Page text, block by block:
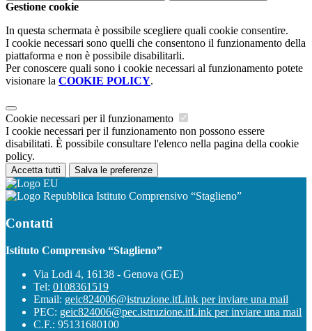
Gestione cookie
In questa schermata è possibile scegliere quali cookie consentire.
I cookie necessari sono quelli che consentono il funzionamento della
piattaforma e non è possibile disabilitarli.
Per conoscere quali sono i cookie necessari al funzionamento potete
visionare la COOKIE POLICY.
Cookie necessari per il funzionamento
I cookie necessari per il funzionamento non possono essere
disabilitati. È possibile consultare l'elenco nella pagina della cookie
policy.
Accetta tutti Salva le preferenze
Istituto Comprensivo “Staglieno”
Contatti
Istituto Comprensivo “Staglieno”
Via Lodi 4, 16138 - Genova (GE)
Tel: 0108361519
Email: geic824006@istruzione.itLink per inviare una mail
PEC: geic824006@pec.istruzione.itLink per inviare una mail
C.F.: 95131680100